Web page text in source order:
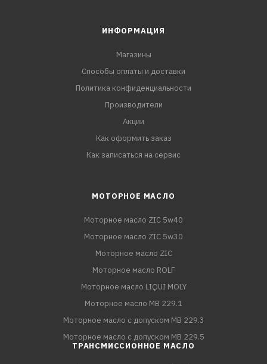
ИНФОРМАЦИЯ
Магазины
Способы оплаты и доставки
Политика конфиденциальности
Производители
Акции
Как оформить заказ
Как записаться на сервис
МОТОРНОЕ МАСЛО
Моторное масло ZIC 5w40
Моторное масло ZIC 5w30
Моторное масло ZIC
Моторное масло ROLF
Моторное масло LIQUI MOLY
Моторное масло MB 229.1
Моторное масло с допуском MB 229.3
Моторное масло с допуском MB 229.5
ТРАНСМИССИОННОЕ МАСЛО